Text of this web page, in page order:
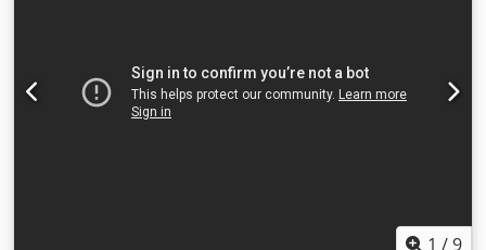
puissance) mm 350 / Kw 11 (option Kw 18) Vitesse
d'entrainement régable du chariot porte-lames (m/min) 1 -
150 N° 5 Tables antérieures à coussin d'air (mm 500 x
mobile (sur l'axe X), avec chariot mobile (sur l'axe Y) et 1 /9